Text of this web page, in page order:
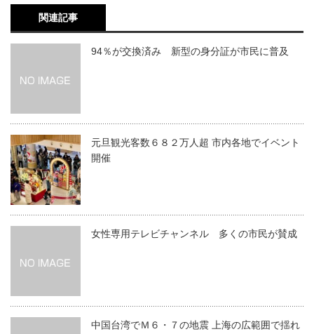
関連記事
94％が交換済み 新型の身分証が市民に普及
元旦観光客数６８２万人超 市内各地でイベント
開催
女性専用テレビチャンネル 多くの市民が賛成
中国台湾でＭ６・７の地震 上海の広範囲で揺れ